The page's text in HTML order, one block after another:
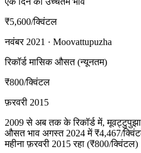
₹5,600/क्विंटल
नवंबर 2021 · Moovattupuzha
रिकॉर्ड मासिक औसत (न्यूनतम)
₹800/क्विंटल
फ़रवरी 2015
2009 से अब तक के रिकॉर्ड में,
औसत भाव अगस्त 2024 में ₹4,467/
महीना फ़रवरी 2015 रहा (₹800/